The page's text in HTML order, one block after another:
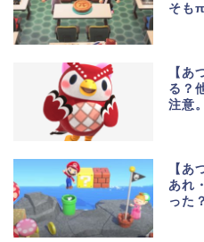
そも
【あ
る？
注意。
【あ
あれ
った？